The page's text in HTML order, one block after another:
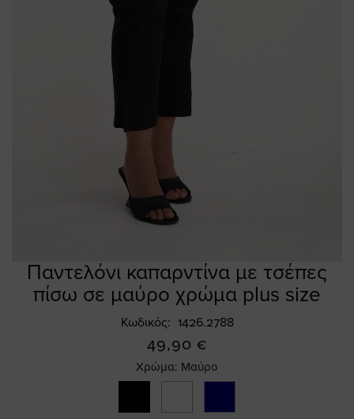
Παντελόνι καπαρντίνα με τσέπες
πίσω σε μαύρο χρώμα plus size
Κωδικός 1426.2788
49,90 €
Χρώμα: Μαύρο
Skip